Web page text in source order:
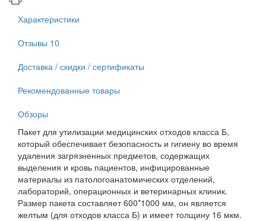
Характеристики
Отзывы 10
Доставка / скидки / сертификаты
Рекомендованные товары
Обзоры
Пакет для утилизации медицинских отходов класса Б,
который обеспечивает безопасность и гигиену во время
удаления загрязненных предметов, содержащих
выделения и кровь пациентов, инфицированные
материалы из патологоанатомических отделений,
лабораторий, операционных и ветеринарных клиник.
Размер пакета составляет 600*1000 мм, он является
желтым (для отходов класса Б) и имеет толщину 16 мкм.